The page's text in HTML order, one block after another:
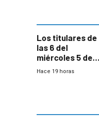
Los titulares de
las 6 del
miércoles 5 de
agosto de 2026
Hace 19 horas